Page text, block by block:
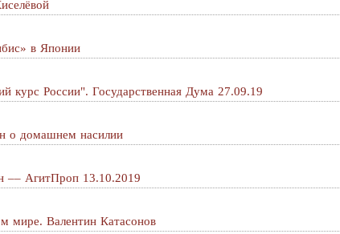
в Японии
курс России". Государственная Дума 27.09.19
о домашнем насилии
–– АгитПроп 13.10.2019
мире. Валентин Катасонов